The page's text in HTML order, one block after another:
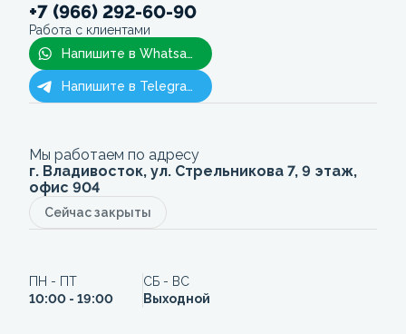
+7 (966) 292-60-90
Работа с клиентами
Напишите в Whatsapp
Напишите в Telegram
Мы работаем по адресу
г. Владивосток, ул. Стрельникова 7, 9 этаж,
офис 904
Сейчас закрыты
ПН - ПТ
10:00 - 19:00
СБ - ВС
Выходной